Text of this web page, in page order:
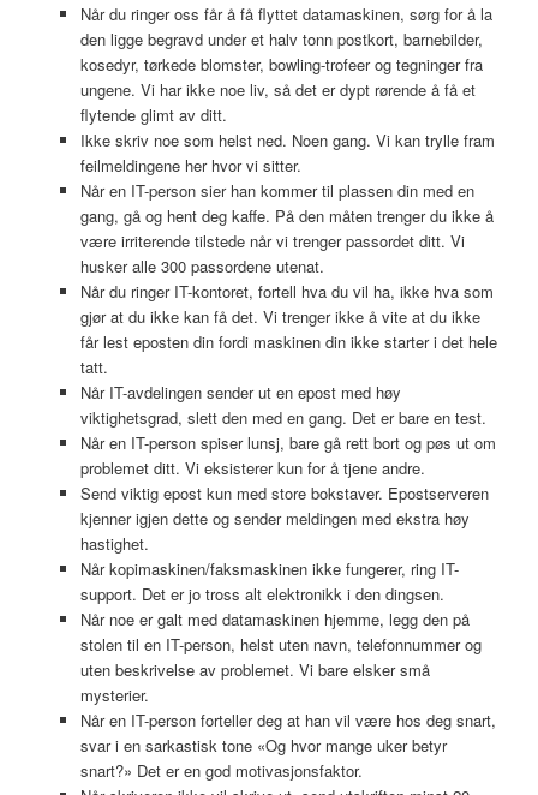
Når du ringer oss får å få flyttet datamaskinen, sørg for å la
den ligge begravd under et halv tonn postkort, barnebilder,
kosedyr, tørkede blomster, bowling-trofeer og tegninger fra
ungene. Vi har ikke noe liv, så det er dypt rørende å få et
flytende glimt av ditt.
Ikke skriv noe som helst ned. Noen gang. Vi kan trylle fram
feilmeldingene her hvor vi sitter.
Når en IT-person sier han kommer til plassen din med en
gang, gå og hent deg kaffe. På den måten trenger du ikke å
være irriterende tilstede når vi trenger passordet ditt. Vi
husker alle 300 passordene utenat.
Når du ringer IT-kontoret, fortell hva du vil ha, ikke hva som
gjør at du ikke kan få det. Vi trenger ikke å vite at du ikke
får lest eposten din fordi maskinen din ikke starter i det hele
tatt.
Når IT-avdelingen sender ut en epost med høy
viktighetsgrad, slett den med en gang. Det er bare en test.
Når en IT-person spiser lunsj, bare gå rett bort og pøs ut om
problemet ditt. Vi eksisterer kun for å tjene andre.
Send viktig epost kun med store bokstaver. Epostserveren
kjenner igjen dette og sender meldingen med ekstra høy
hastighet.
Når kopimaskinen/faksmaskinen ikke fungerer, ring IT-
support. Det er jo tross alt elektronikk i den dingsen.
Når noe er galt med datamaskinen hjemme, legg den på
stolen til en IT-person, helst uten navn, telefonnummer og
uten beskrivelse av problemet. Vi bare elsker små
mysterier.
Når en IT-person forteller deg at han vil være hos deg snart,
svar i en sarkastisk tone «Og hvor mange uker betyr
snart?» Det er en god motivasjonsfaktor.